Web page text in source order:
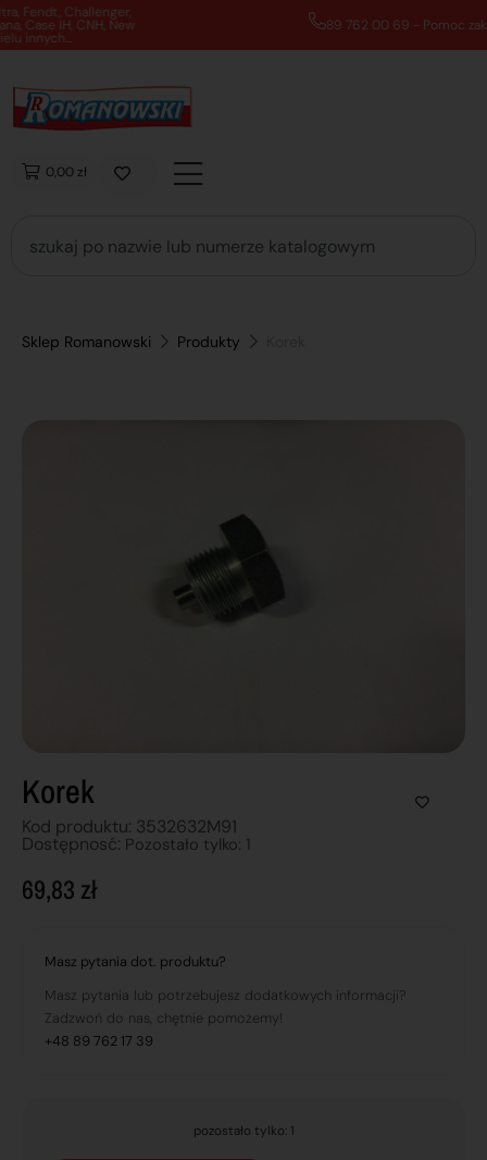
89 762 00 69 - Pomoc zakupowa 7:00 - 16:00
0,00 zł
Sklep Romanowski Produkty
Korek
Kod produktu: 3532632M91
Dostępnosć: Pozostało tylko: 1
69,83 zł
Masz pytania dot. produktu?
Masz pytania lub potrzebujesz dodatkowych informacji?
Zadzwoń do nas, chętnie pomożemy!
+48 89 762 17 39
pozostało tylko: 1